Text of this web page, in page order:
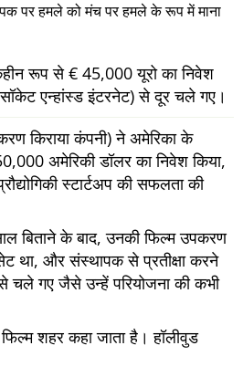
पर हमले को मंच पर हमले के रूप में माना
रूप से € 45,000 यूरो का निवेश
एन्हांस्ड इंटरनेट) से दूर चले गए।
किराया कंपनी) ने अमेरिका के
अमेरिकी डॉलर का निवेश किया,
स्टार्टअप की सफलता की
बिताने के बाद, उनकी फिल्म उपकरण
था, और संस्थापक से प्रतीक्षा करने
चले गए जैसे उन्हें परियोजना की कभी
शहर कहा जाता है। हॉलीवुड